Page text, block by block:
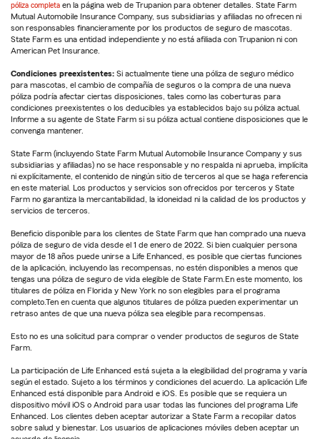
póliza completa en la página web de Trupanion para obtener detalles. State Farm
Mutual Automobile Insurance Company, sus subsidiarias y afiliadas no ofrecen ni
son responsables financieramente por los productos de seguro de mascotas.
State Farm es una entidad independiente y no está afiliada con Trupanion ni con
American Pet Insurance.
Condiciones preexistentes: Si actualmente tiene una póliza de seguro médico
para mascotas, el cambio de compañía de seguros o la compra de una nueva
póliza podría afectar ciertas disposiciones, tales como las coberturas para
condiciones preexistentes o los deducibles ya establecidos bajo su póliza actual.
Informe a su agente de State Farm si su póliza actual contiene disposiciones que le
convenga mantener.
State Farm (incluyendo State Farm Mutual Automobile Insurance Company y sus
subsidiarias y afiliadas) no se hace responsable y no respalda ni aprueba, implícita
ni explícitamente, el contenido de ningún sitio de terceros al que se haga referencia
en este material. Los productos y servicios son ofrecidos por terceros y State
Farm no garantiza la mercantabilidad, la idoneidad ni la calidad de los productos y
servicios de terceros.
Beneficio disponible para los clientes de State Farm que han comprado una nueva
póliza de seguro de vida desde el 1 de enero de 2022. Si bien cualquier persona
mayor de 18 años puede unirse a Life Enhanced, es posible que ciertas funciones
de la aplicación, incluyendo las recompensas, no estén disponibles a menos que
tengas una póliza de seguro de vida elegible de State Farm.En este momento, los
titulares de póliza en Florida y New York no son elegibles para el programa
completo.Ten en cuenta que algunos titulares de póliza pueden experimentar un
retraso antes de que una nueva póliza sea elegible para recompensas.
Esto no es una solicitud para comprar o vender productos de seguros de State
Farm.
La participación de Life Enhanced está sujeta a la elegibilidad del programa y varía
según el estado. Sujeto a los términos y condiciones del acuerdo. La aplicación Life
Enhanced está disponible para Android e iOS. Es posible que se requiera un
dispositivo móvil iOS o Android para usar todas las funciones del programa Life
Enhanced. Los clientes deben aceptar autorizar a State Farm a recopilar datos
sobre salud y bienestar. Los usuarios de aplicaciones móviles deben aceptar un